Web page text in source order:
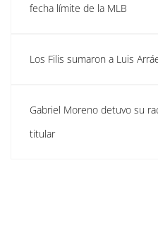
fecha límite de la MLB
Los Filis sumaron a Luis
Gabriel Moreno detuvo su
titular